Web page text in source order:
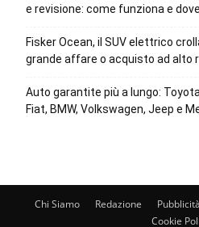
e revisione: come funziona e
Fisker Ocean, il SUV elettrico
grande affare o acquisto ad alto
Auto garantite più a lungo:
Fiat, BMW, Volkswagen, Jeep e
Chi Siamo Redazione Pubblicità
Cookie